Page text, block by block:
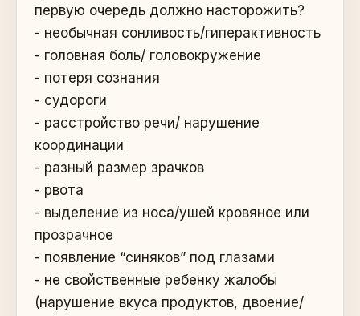
первую очередь должно насторожить?
- необычная сонливость/гиперактивность
- головная боль/ головокружение
- потеря сознания
- судороги
- расстройство речи/ нарушение
координации
- разный размер зрачков
- рвота
- выделение из носа/ушей кровяное или
прозрачное
- появление “синяков” под глазами
- не свойственные ребенку жалобы
(нарушение вкуса продуктов, двоение/